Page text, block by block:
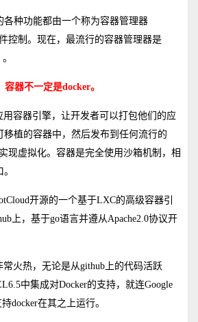
各种功能都由一个称为容器管理器
件控制。现在，最流行的容器管理器是
容器不一定是docker。
用容器引擎，让开发者可以打包他们的应
移植的容器中，然后发布到任何流行的
现虚拟化。容器是完全使用沙箱机制，相
开源的一个基于LXC的高级容器引
上，基于go语言并遵从Apache2.0协议开
常火热，无论是从github上的代码活跃
中集成对Docker的支持，就连Google
docker在其之上运行。